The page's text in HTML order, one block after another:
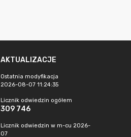
AKTUALIZACJE
Ostatnia modyfikacja
2026-08-07 11:24:35
Licznik odwiedzin ogółem
309 746
Licznik odwiedzin w m-cu 2026-
07